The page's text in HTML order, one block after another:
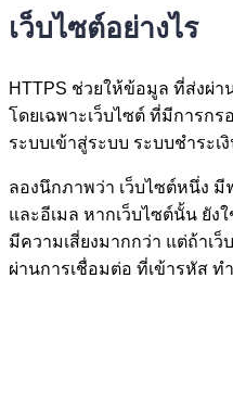
เว็บไซต์อย่างไร
HTTPS ช่วยให้ข้อมูล ที่ส่งผ่
โดยเฉพาะเว็บไซต์ ที่มีการก
ระบบเข้าสู่ระบบ ระบบชำระ
ลองนึกภาพว่า เว็บไซต์หนึ่ง
และอีเมล หากเว็บไซต์นั้น ยัง
มีความเสี่ยงมากกว่า แต่ถ้าเ
ผ่านการเชื่อมต่อ ที่เข้ารหัส